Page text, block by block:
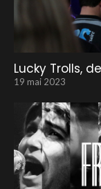
Lucky Trolls,
19 mai 2023